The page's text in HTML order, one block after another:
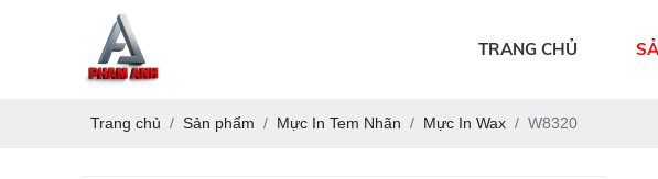
TRANG CHỦ
Trang chủ Sản phẩm Mực In Tem Nhãn Mực In Wax W8320